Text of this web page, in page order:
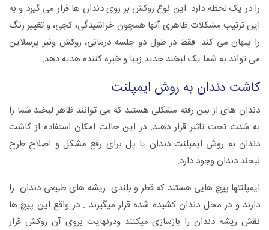
را در یک لحظه دارد. این نوع روکش بر روی دندان ها قرار می گیرد و به
این ترتیب مشکلات ظاهری آنها همچون خراشیدگی، کجی، و تغییر رنگ
را پنهان می کند. فقط در طول دو جلسه درمانی، روکش ونیر پرسلاین
می تواند به شما یک لبخند جدید زیبا و خیره کننده هدیه دهد.
کاشت دندان به روش ایمپلنت
دندان های از بین رفته مشکلی هستند که می توانند ظاهر لبخند شما را
به شدت تحت تاثیر قرار دهند. در این حالت امکان استفاده از کاشت
دندان به روش ایمپلنت دندان یا پل برای رفع مشکل و اصلاح طرح
لبخند دندان وجود دارد.
ایمپلنتها پیچ هایی هستند که قطر و بلندی ریشه های طبیعی دندان را
دارند و در محل دندان کشیده شده قرار میگیرند . در واقع این پیچ ها
نقش ریشه دندان را بازسازی میکنند ودرنهایت بروی آن روکش قرار